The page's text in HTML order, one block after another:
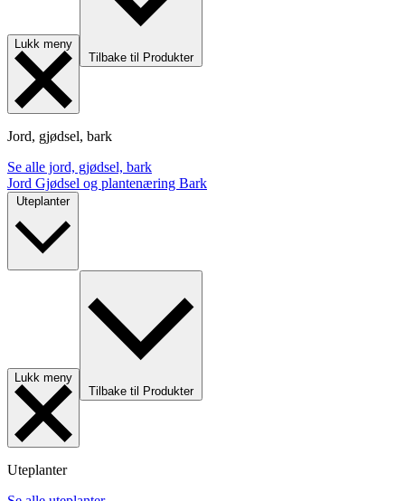
Lukk meny
Tilbake til Produkter
Jord, gjødsel, bark
Se alle jord, gjødsel, bark
Jord Gjødsel og plantenæring Bark
Uteplanter
Lukk meny
Tilbake til Produkter
Uteplanter